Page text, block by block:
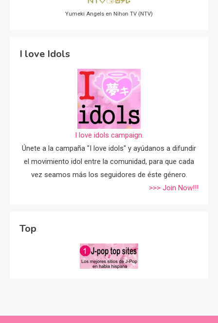
Yumeki Angels en Nihon TV (NTV)
I love Idols
I love idols campaign.
Únete a la campaña "I love idols" y ayúdanos a difundir
el movimiento idol entre la comunidad, para que cada
vez seamos más los seguidores de éste género.
>>> Join Now!!!
Top